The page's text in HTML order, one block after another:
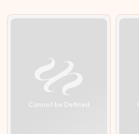
Cannot be Defined